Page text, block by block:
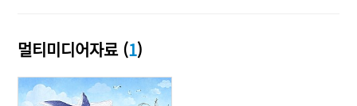
멀티미디어자료 (1)